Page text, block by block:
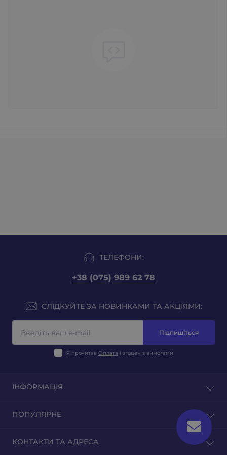
ТЕЛЕФОНИ:
+38 (075) 989 62 78
СЛІДКУЙТЕ ЗА НОВИНКАМИ ТА АКЦІЯМИ:
Підпишіться
Я прочитав Оплата і згоден з вимогами
ІНФОРМАЦІЯ
Відгуки
Повернення товару
ПОПУЛЯРНЕ
Тютюн для гільз
КОНТАКТИ ТА АДРЕСА